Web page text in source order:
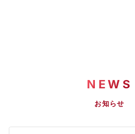
NEWS
お知らせ